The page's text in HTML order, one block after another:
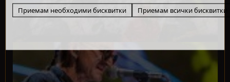
Приемам необходими бисквитки Приемам всички бисквитки